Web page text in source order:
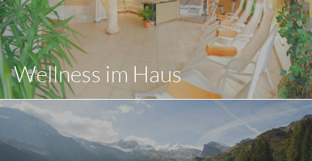
Wellness im Haus